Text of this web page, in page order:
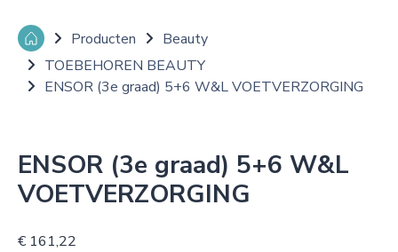
Producten
Beauty
TOEBEHOREN BEAUTY
ENSOR (3e graad) 5+6 W&L VOETVERZORGING
ENSOR (3e graad) 5+6 W&L
VOETVERZORGING
€ 161,22